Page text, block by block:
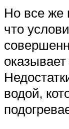
Но все же
что
водой,